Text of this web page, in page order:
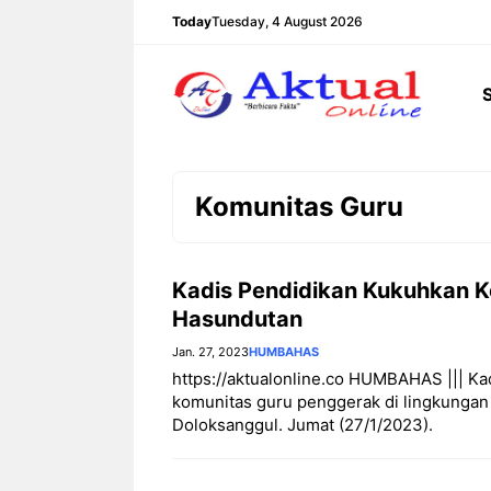
TodayTuesday, 4 August 2026
Komunitas Guru
Kadis Pendidikan Kukuhkan
Hasundutan
Jan. 27, 2023HUMBAHAS
https://aktualonline.co HUMBAHAS |||
komunitas guru penggerak di
Doloksanggul. Jumat (27/1/2023).